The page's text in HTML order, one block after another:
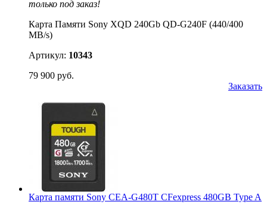
только под заказ!
Карта Памяти Sony XQD 240Gb QD-G240F (440/400
MB/s)
Артикул: 10343
79 900 руб.
Заказать
Карта памяти Sony CEA-G480T CFexpress 480GB Type A